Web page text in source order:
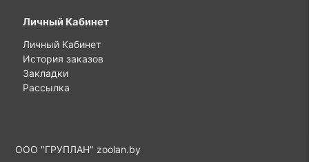
Личный Кабинет
Личный Кабинет
История заказов
Закладки
Рассылка
ООО "ГРУПЛАН" zoolan.by